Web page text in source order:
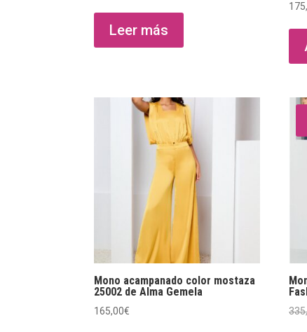
Leer más
Mono acampanado color mostaza
25002 de Alma Gemela
165,00€